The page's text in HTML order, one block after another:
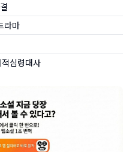
라마
심령대사